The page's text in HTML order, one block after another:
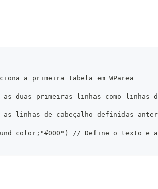
a primeira tabela em WParea
as duas primeiras linhas como linhas
as linhas de cabeçalho definidas
color;"#000") // Define o texto